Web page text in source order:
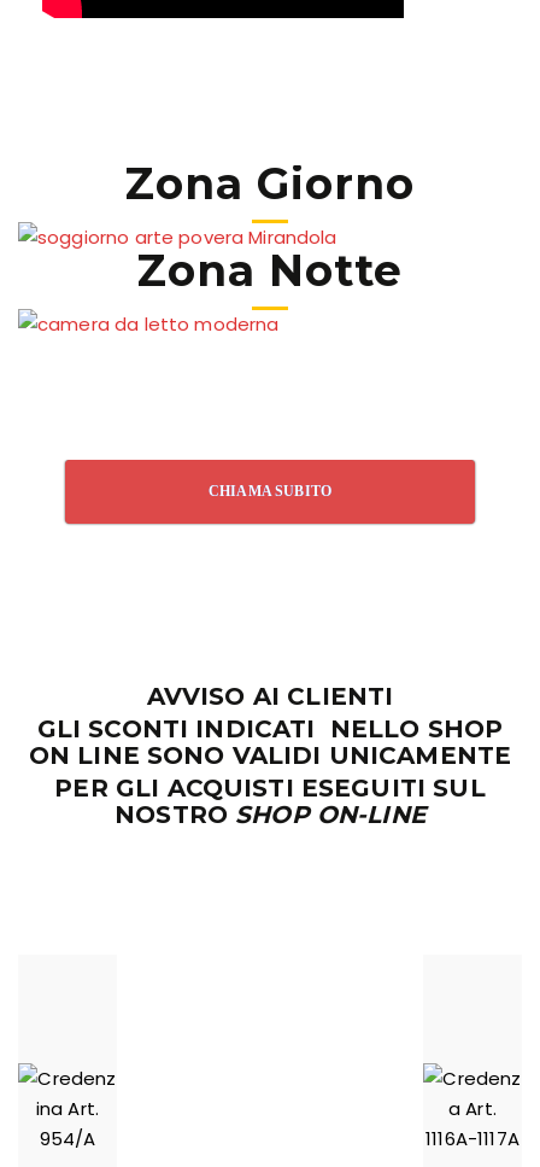
Zona Giorno
Zona Notte
CHIAMA SUBITO
AVVISO AI CLIENTI
GLI SCONTI INDICATI NELLO SHOP
ON LINE SONO VALIDI UNICAMENTE
PER GLI ACQUISTI ESEGUITI SUL
NOSTRO SHOP ON-LINE